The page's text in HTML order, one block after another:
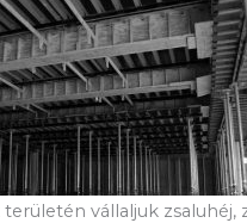
vállaljuk zsaluhéj,